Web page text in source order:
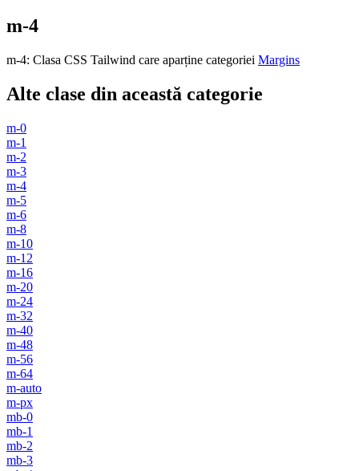
m-4
m-4: Clasa CSS Tailwind care aparține categoriei Margins
Alte clase din această categorie
m-0
m-1
m-2
m-3
m-4
m-5
m-6
m-8
m-10
m-12
m-16
m-20
m-24
m-32
m-40
m-48
m-56
m-64
m-auto
m-px
mb-0
mb-1
mb-2
mb-3